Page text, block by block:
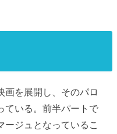
画を展開し、そのパロ
ている。前半パートで
ージュとなっているこ